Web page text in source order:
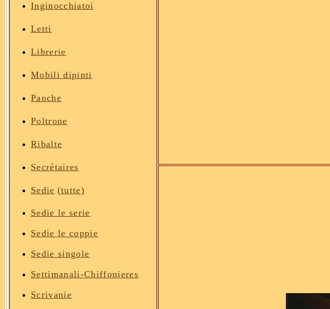
Inginocchiatoi
Letti
Librerie
Mobili dipinti
Panche
Poltrone
Ribalte
Secrétaires
Sedie (tutte)
Sedie le serie
Sedie le coppie
Sedie singole
Settimanali-Chiffonieres
Scrivanie